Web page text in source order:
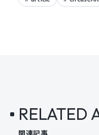
RELATED
関連記事